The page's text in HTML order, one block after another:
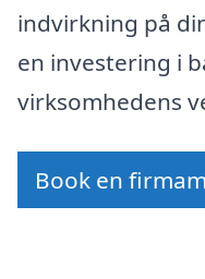
indvirkning på
en investering i
virksomhedens
Book en